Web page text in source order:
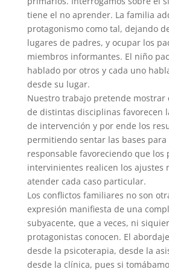
tiene el no aprender. La familia
protagonismo como tal, dejando
lugares de padres, y ocupar los
miembros informantes. El niño
hablado por otros y cada uno
desde su lugar.
Nuestro trabajo pretende mostrar
de distintas disciplinas favorecen
de intervención y por ende los
permitiendo sentar las bases
responsable favoreciendo que los
intervinientes realicen los ajustes
atender cada caso particular.
Los conflictos familiares no son
expresión manifiesta de una
subyacente, que a veces, ni
protagonistas conocen. El
desde la psicoterapia, desde la
desde la clínica, pues si